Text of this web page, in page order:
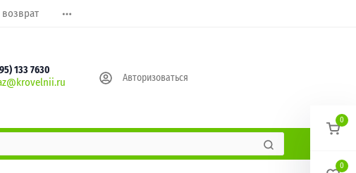
133 7630
Авторизоваться
0
0